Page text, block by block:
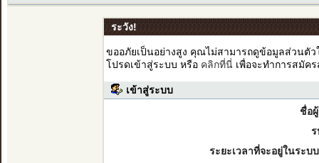
ระวัง!
ขออภัยเป็นอย่างสูง คุณไม่สามารถดูข้อมูลส่วนตั
โปรดเข้าสู่ระบบ หรือ คลิกที่นี่เพื่อจะทำการสมัค
เข้าสู่ระบบ
ชื่อ
ระยะเวลาที่จะอยู่ในระบ